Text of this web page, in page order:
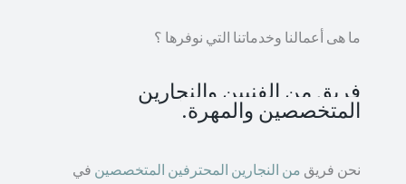
ما هى أعمالنا وخدماتنا التي نوفرها ؟
فريق من الفنيين والنجارين
المتخصصين والمهرة.
نحن فريق من النجارين المحترفين المتخصصين في